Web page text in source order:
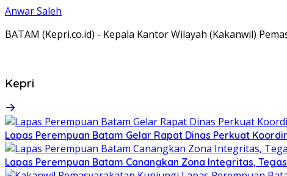
Anwar Saleh
BATAM (Kepri.co.id) - Kepala Kantor Wilayah (Kakanwil)
Kepri
Lapas Perempuan Batam Gelar Rapat Dinas Perkuat
Lapas Perempuan Batam Canangkan Zona Integritas,